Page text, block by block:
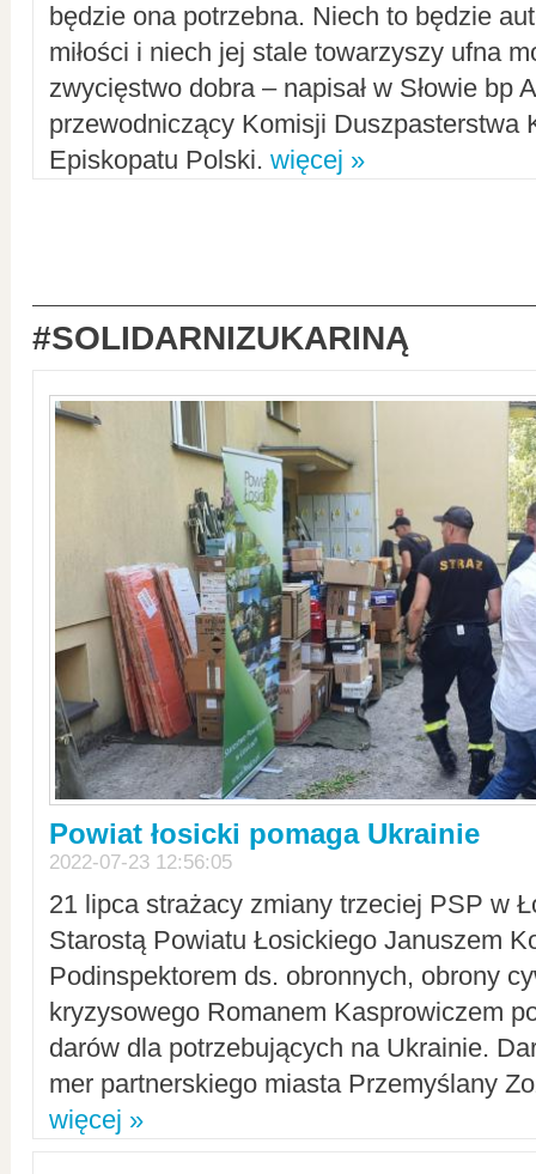
będzie ona potrzebna. Niech to będzie
miłości i niech jej stale towarzyszy ufna
zwycięstwo dobra – napisał w Słowie bp
przewodniczący Komisji Duszpasterstwa
Episkopatu Polski. więcej »
#SOLIDARNIZUKARINĄ
Powiat łosicki pomaga Ukrainie
2022-07-23 12:56:05
21 lipca strażacy zmiany trzeciej PSP w
Starostą Powiatu Łosickiego Januszem
Podinspektorem ds. obronnych, obrony
kryzysowego Romanem Kasprowiczem
darów dla potrzebujących na Ukrainie.
mer partnerskiego miasta Przemyślany
więcej »